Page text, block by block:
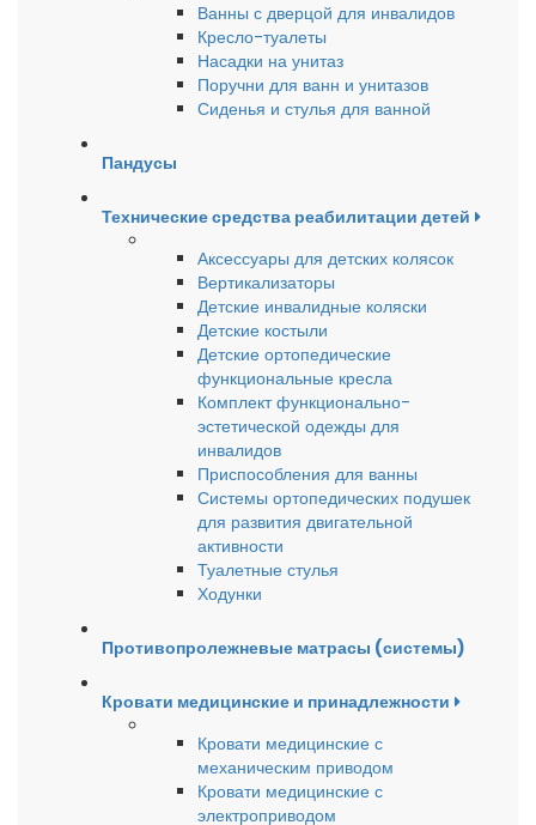
Ванны с дверцой для инвалидов
Кресло-туалеты
Насадки на унитаз
Поручни для ванн и унитазов
Сиденья и стулья для ванной
Пандусы
Технические средства реабилитации детей
Аксессуары для детских колясок
Вертикализаторы
Детские инвалидные коляски
Детские костыли
Детские ортопедические
функциональные кресла
Комплект функционально-
эстетической одежды для
инвалидов
Приспособления для ванны
Системы ортопедических подушек
для развития двигательной
активности
Туалетные стулья
Ходунки
Противопролежневые матрасы (системы)
Кровати медицинские и принадлежности
Кровати медицинские с
механическим приводом
Кровати медицинские с
электроприводом